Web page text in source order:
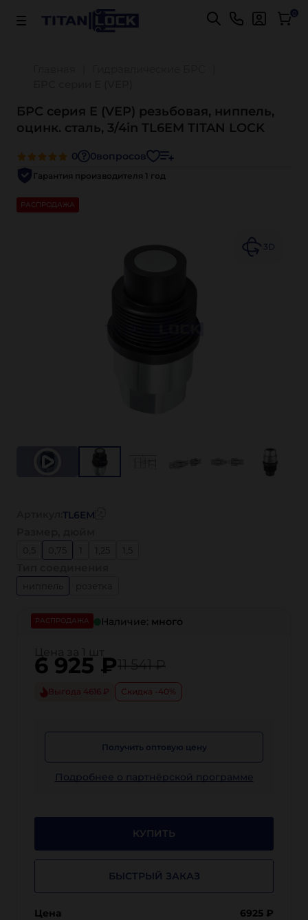
Важно! Для оплаты заказов Подробнее 0
БРС серия E (VEP) резьбовая, ниппель,
оцинк. сталь, 3/4in TL6EM TITAN LOCK
0 0вопросов
Гарантия производителя 1 год
РАСПРОДАЖА
3D
РАСПРОДАЖА Наличие: много
6 925 ₽ 11 541 ₽
Выгода 4616 ₽ Скидка -40%
Получить оптовую цену
Подробнее о партнёрской программе
КУПИТЬ
БЫСТРЫЙ ЗАКАЗ
Цена 6925 ₽
TL6EM
0,75